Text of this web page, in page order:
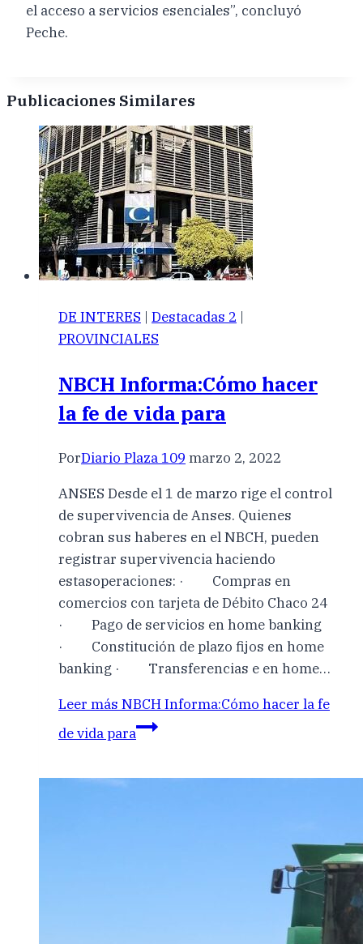
el acceso a servicios esenciales”, concluyó
Peche.
Publicaciones Similares
DE INTERES | Destacadas 2 |
PROVINCIALES
NBCH Informa:Cómo hacer
la fe de vida para
PorDiario Plaza 109 marzo 2, 2022
ANSES Desde el 1 de marzo rige el control
de supervivencia de Anses. Quienes
cobran sus haberes en el NBCH, pueden
registrar supervivencia haciendo
estasoperaciones: · Compras en
comercios con tarjeta de Débito Chaco 24
· Pago de servicios en home banking
· Constitución de plazo fijos en home
banking · Transferencias e en home…
Leer más NBCH Informa:Cómo hacer la fe
de vida para